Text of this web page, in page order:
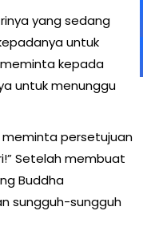
yang sedang
untuk
kepada
untuk menunggu
meminta persetujuan
Setelah membuat
Buddha
sungguh-sungguh